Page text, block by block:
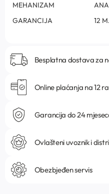
MEHANIZAM
GARANCIJA
12
Besplatna dostava za
Online plaćanja na 12
Garancija do 24
Ovlašteni uvoznik i
Obezbjeđen servis